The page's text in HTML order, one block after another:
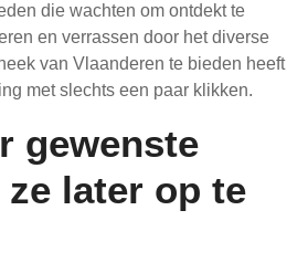
die wachten om ontdekt te
en verrassen door het diverse
van Vlaanderen te bieden heeft
met slechts een paar klikken.
gewenste
later op te